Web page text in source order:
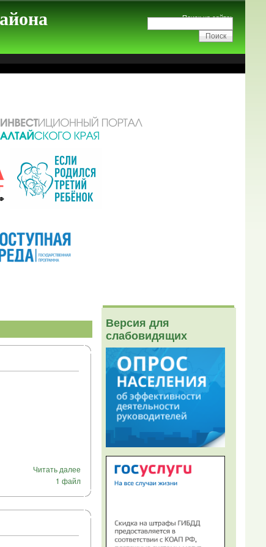
Поиск на сайте:
Читать далее
1 файл
Версия для
слабовидящих